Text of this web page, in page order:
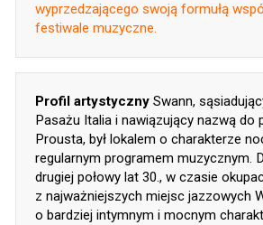
wyprzedzającego swoją formułą
festiwale muzyczne.
Profil artystyczny Swann,
Pasażu Italia i nawiązujący nazwą do
Prousta, był lokalem o charakterze
regularnym programem muzycznym.
drugiej połowy lat 30., w czasie
z najważniejszych miejsc jazzowych
o bardziej intymnym i mocnym